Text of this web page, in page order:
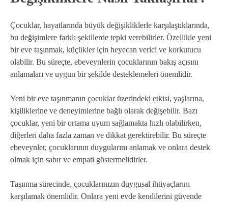
Çocuklar, hayatlarında büyük değişikliklerle karşılaştıklarında,
bu değişimlere farklı şekillerde tepki verebilirler. Özellikle yeni
bir eve taşınmak, küçükler için heyecan verici ve korkutucu
olabilir. Bu süreçte, ebeveynlerin çocuklarının bakış açısını
anlamaları ve uygun bir şekilde desteklemeleri önemlidir.
Yeni bir eve taşınmanın çocuklar üzerindeki etkisi, yaşlarına,
kişiliklerine ve deneyimlerine bağlı olarak değişebilir. Bazı
çocuklar, yeni bir ortama uyum sağlamakta hızlı olabilirken,
diğerleri daha fazla zaman ve dikkat gerektirebilir. Bu süreçte
ebeveynler, çocuklarının duygularını anlamak ve onlara destek
olmak için sabır ve empati göstermelidirler.
Taşınma sürecinde, çocuklarınızın duygusal ihtiyaçlarını
karşılamak önemlidir. Onlara yeni evde kendilerini güvende